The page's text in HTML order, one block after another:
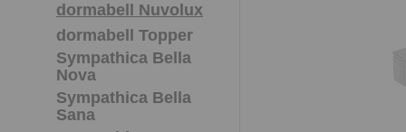
dormabell Nuvolux
dormabell Topper
Sympathica Bella
Nova
Sympathica Bella
Sana